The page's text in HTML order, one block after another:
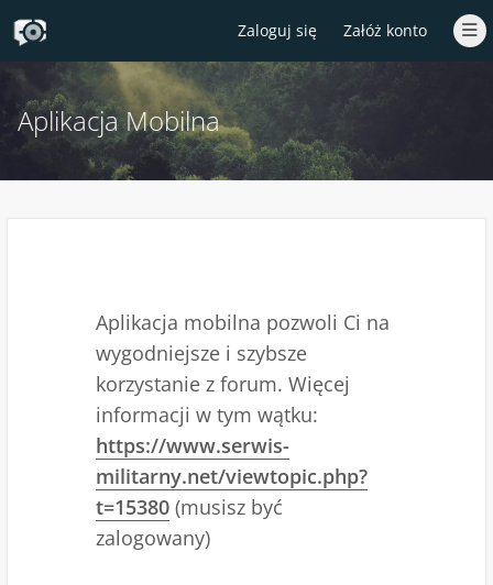
Zaloguj się Załóż konto
Aplikacja Mobilna
Aplikacja mobilna pozwoli Ci na
wygodniejsze i szybsze
korzystanie z forum. Więcej
informacji w tym wątku:
https://www.serwis-
militarny.net/viewtopic.php?
t=15380 (musisz być
zalogowany)